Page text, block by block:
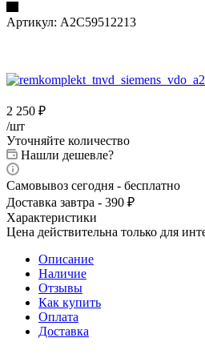
Артикул: A2C59512213
2 250 ₽
/шт
Уточняйте количество
Нашли дешевле?
Самовывоз сегодня - бесплатно
Доставка завтра - 390 ₽
Характеристики
Цена действительна только для
Описание
Наличие
Отзывы
Как купить
Оплата
Доставка